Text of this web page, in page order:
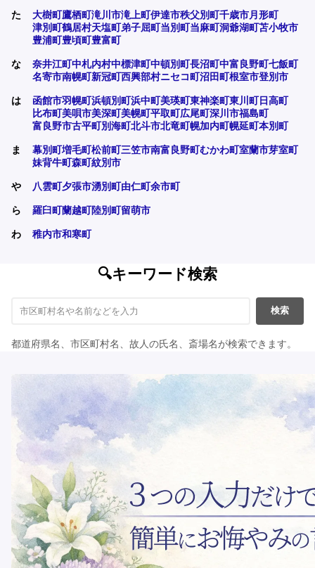
た 大樹町鷹栖町滝川市滝上町伊達市秩父別町千歳市月形町
津別町鶴居村天塩町弟子屈町当別町当麻町洞爺湖町苫小牧市
豊浦町豊頃町豊富町
な 奈井江町中札内村中標津町中頓別町長沼町中富良野町七飯町
名寄市南幌町新冠町西興部村ニセコ町沼田町根室市登別市
は 函館市羽幌町浜頓別町浜中町美瑛町東神楽町東川町日高町
比布町美唄市美深町美幌町平取町広尾町深川市福島町
富良野市古平町別海町北斗市北竜町幌加内町幌延町本別町
ま 幕別町増毛町松前町三笠市南富良野町むかわ町室蘭市芽室町
妹背牛町森町紋別市
や 八雲町夕張市湧別町由仁町余市町
ら 羅臼町蘭越町陸別町留萌市
わ 稚内市和寒町
🔍キーワード検索
検索
都道府県名、市区町村名、故人の氏名、斎場名が検索できます。